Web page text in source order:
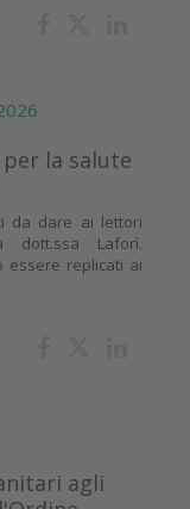
la salute
da dare ai lettori
dott.ssa Laforì.
essere replicati ai
agli